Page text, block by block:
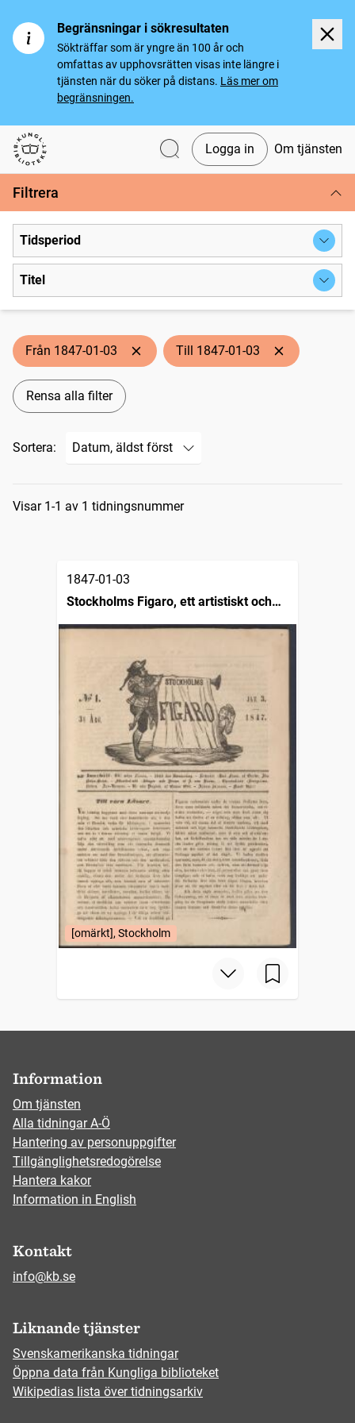
Begränsningar i sökresultaten
Sökträffar som är yngre än 100 år och
omfattas av upphovsrätten visas inte längre i
tjänsten när du söker på distans. Läs mer om
begränsningen.
Svenska tidningar
Logga in Om tjänsten
Filtrera
Tidsperiod
Titel
Från 1847-01-03 Till 1847-01-03
Rensa alla filter
Sortera:
Sökresultat
Visar 1-1 av 1 tidningsnummer
1847-01-03
Stockholms Figaro, ett artistiskt och
belletristiskt söndagsblad
[omärkt], Stockholm
Information
Om tjänsten
Alla tidningar A-Ö
Hantering av personuppgifter
Tillgänglighetsredogörelse
Hantera kakor
Information in English
Kontakt
info@kb.se
Liknande tjänster
Svenskamerikanska tidningar
Öppna data från Kungliga biblioteket
Wikipedias lista över tidningsarkiv